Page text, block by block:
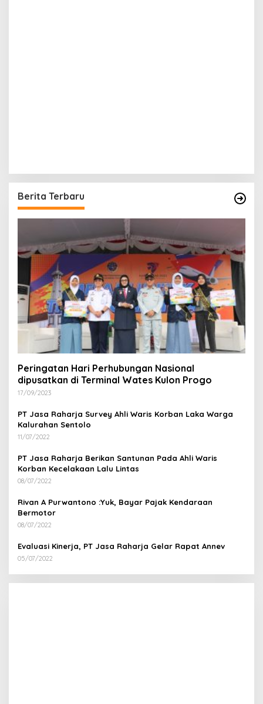
Berita Terbaru
Peringatan Hari Perhubungan Nasional
dipusatkan di Terminal Wates Kulon Progo
17/09/2023
PT Jasa Raharja Survey Ahli Waris Korban Laka Warga
Kalurahan Sentolo
11/07/2022
PT Jasa Raharja Berikan Santunan Pada Ahli Waris
Korban Kecelakaan Lalu Lintas
08/07/2022
Rivan A Purwantono :Yuk, Bayar Pajak Kendaraan
Bermotor
08/07/2022
Evaluasi Kinerja, PT Jasa Raharja Gelar Rapat Annev
05/07/2022